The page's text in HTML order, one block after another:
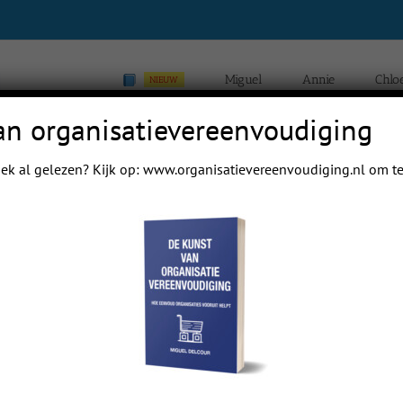
NIEUW Miguel Annie
3 Home Blogs van Chloé Yip Hei Delcour Blogs
3
papa even.
organisatievereenvoudiging
al gelezen? Kijk op: www.organisatievereenvoudiging.nlom